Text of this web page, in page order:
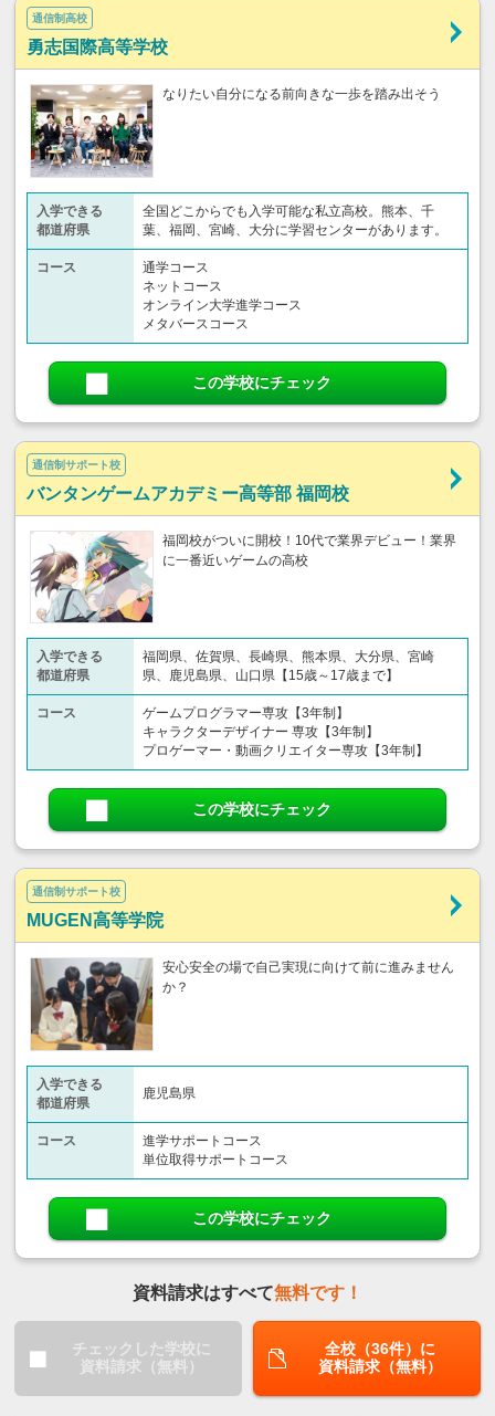
通信制高校
勇志国際高等学校
なりたい自分になる前向きな一歩を踏み出そう
入学できる
都道府県
全国どこからでも入学可能な私立高校。熊本、千
葉、福岡、宮崎、大分に学習センターがあります。
コース
通学コース
ネットコース
オンライン大学進学コース
メタバースコース
この学校にチェック
通信制サポート校
バンタンゲームアカデミー高等部 福岡校
福岡校がついに開校！10代で業界デビュー！業界
に一番近いゲームの高校
入学できる
都道府県
福岡県、佐賀県、長崎県、熊本県、大分県、宮崎
県、鹿児島県、山口県【15歳～17歳まで】
コース
ゲームプログラマー専攻【3年制】
キャラクターデザイナー 専攻【3年制】
プロゲーマー・動画クリエイター専攻【3年制】
この学校にチェック
通信制サポート校
MUGEN高等学院
安心安全の場で自己実現に向けて前に進みません
か？
入学できる
都道府県
鹿児島県
コース
進学サポートコース
単位取得サポートコース
この学校にチェック
資料請求はすべて無料です！
チェックした学校に
資料請求（無料）
全校（36件）に
資料請求（無料）